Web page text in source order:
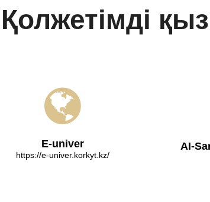
Қолжетімді
E-univer
https://e-univer.korkyt.kz/
AI-